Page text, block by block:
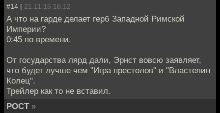
#14 | 21.11.15 16:12
А что на гарде делает герб Западной Римской
Империи?
0:45 по времени.
От государства лярд дали, Эрнст вовсю заявляет,
что будет лучше чем "Игра престолов" и "Властелин
Колец".
Трейлер как то не вставил.
POCT »